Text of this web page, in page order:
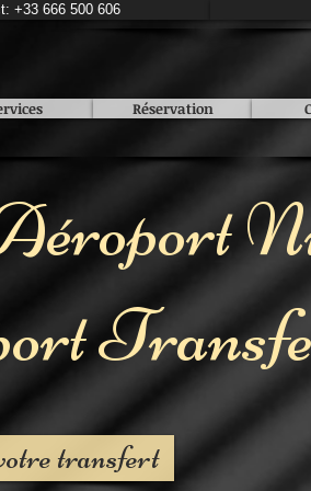
+33 666 500 606
Réservation
transfert